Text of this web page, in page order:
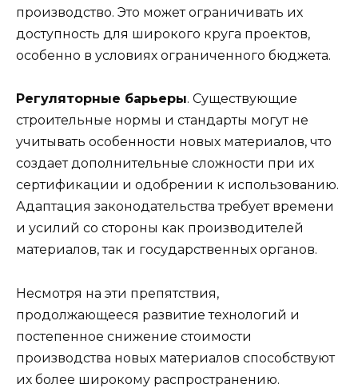
производство. Это может ограничивать их
доступность для широкого круга проектов,
особенно в условиях ограниченного бюджета.
Регуляторные барьеры. Существующие
строительные нормы и стандарты могут не
учитывать особенности новых материалов, что
создает дополнительные сложности при их
сертификации и одобрении к использованию.
Адаптация законодательства требует времени
и усилий со стороны как производителей
материалов, так и государственных органов.
Несмотря на эти препятствия,
продолжающееся развитие технологий и
постепенное снижение стоимости
производства новых материалов способствуют
их более широкому распространению.